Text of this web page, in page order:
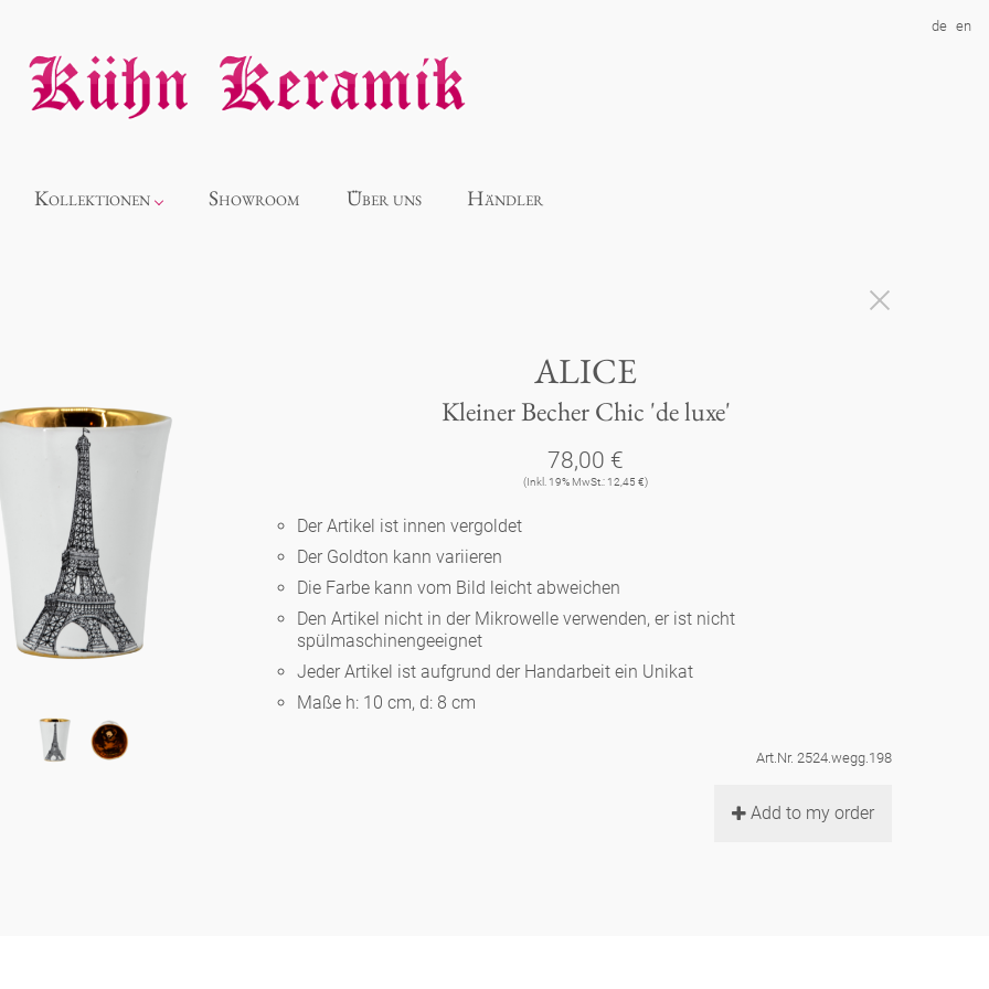
de en
Kollektionen
Panthéon
Souvenir
Berlin
Slumberland
Karlos
Showroom Über uns Händler
ALICE
Kleiner Becher Chic 'de luxe'
78,00 €
(Inkl. 19% MwSt.: 12,45 €)
Der Artikel ist innen vergoldet
Der Goldton kann variieren
Die Farbe kann vom Bild leicht abweichen
Den Artikel nicht in der Mikrowelle verwenden, er ist nicht
spülmaschinengeeignet
Jeder Artikel ist aufgrund der Handarbeit ein Unikat
Maße h: 10 cm, d: 8 cm
Art.Nr. 2524.wegg.198
Add to my order